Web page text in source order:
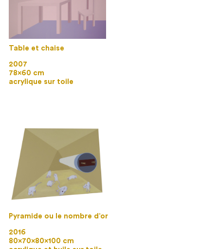
Table et chaise
2007
78×60 cm
acrylique sur toile
Pyramide ou le nombre d’or
2016
80×70×80×100 cm